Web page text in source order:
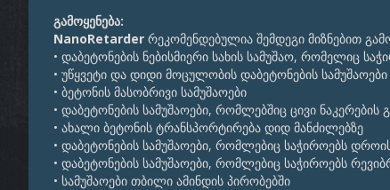
გამოყენება:
NanoRetarder რეკომენდებულია შემდეგი მიზნებით
• დაბეტონების ნებისმიერი სახის სამუშაო, რომელიც
• უწყვეტი და დიდი მოცულობის დაბეტონების სამუშაოები
• ბეტონის მასობრივი სამუშაოები
• დაბეტონების სამუშაოები, რომლებშიც ცივი ნაკერების
• ახალი ბეტონის ტრანსპორტირება დიდ მანძილებზე
• დაბეტონების სამუშაოები, რომლებიც საჭიროებს
• დაბეტონების სამუშაოები, რომლებიც საჭიროებს
• სამუშაოები თბილი ამინდის პირობებში